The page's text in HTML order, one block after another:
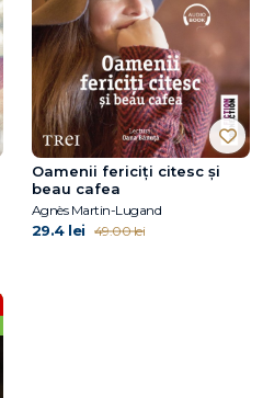
Oamenii fericiți citesc și
beau cafea
Agnès Martin-Lugand
29.4 lei 49.00 lei